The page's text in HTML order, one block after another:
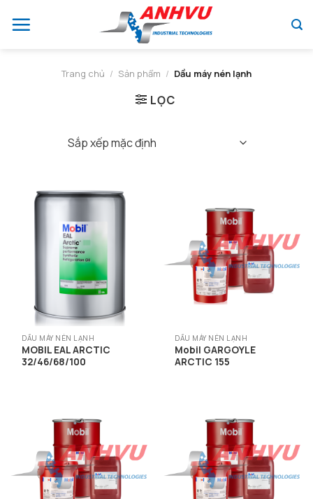
đến
Trang chủ / Sản phẩm / Dầu máy nén lạnh
LỌC
DẦU MÁY NÉN LẠNH
MOBIL EAL ARCTIC
32/46/68/100
DẦU MÁY NÉN LẠNH
Mobil GARGOYLE
ARCTIC 155